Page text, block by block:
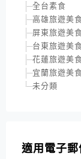
全台素食
高雄旅遊美
屏東旅遊美
台東旅遊美
花蓮旅遊美
宜蘭旅遊美
未分類
適用電子